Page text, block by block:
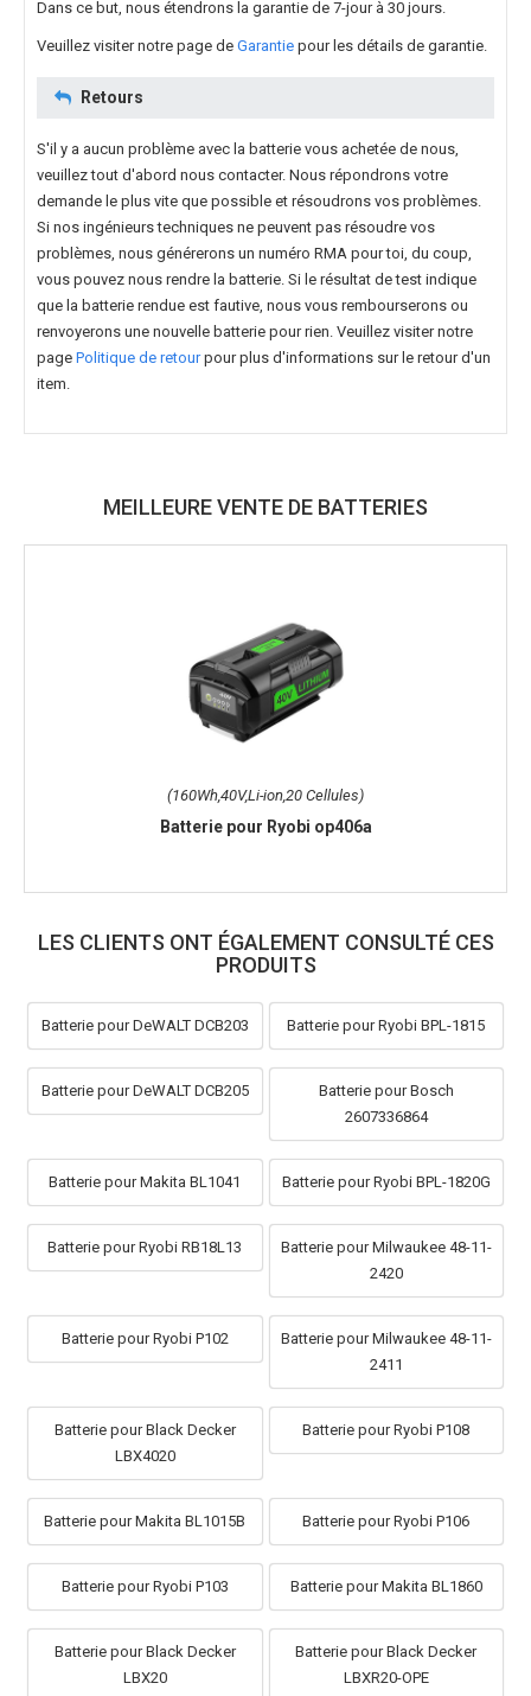
Dans ce but, nous étendrons la garantie de 7-jour à 30 jours.
Veuillez visiter notre page de Garantie pour les détails de garantie.
Retours
S'il y a aucun problème avec la batterie vous achetée de nous,
veuillez tout d'abord nous contacter. Nous répondrons votre
demande le plus vite que possible et résoudrons vos problèmes.
Si nos ingénieurs techniques ne peuvent pas résoudre vos
problèmes, nous générerons un numéro RMA pour toi, du coup,
vous pouvez nous rendre la batterie. Si le résultat de test indique
que la batterie rendue est fautive, nous vous rembourserons ou
renvoyerons une nouvelle batterie pour rien. Veuillez visiter notre
page Politique de retourpour plus d'informations sur le retour d'un
item.
MEILLEURE VENTE DE BATTERIES
(160Wh,40V,Li-ion,20 Cellules)
Batterie pour Ryobi op406a
LES CLIENTS ONT ÉGALEMENT CONSULTÉ CES
PRODUITS
Batterie pour DeWALT DCB203 Batterie pour Ryobi BPL-1815
Batterie pour DeWALT DCB205
Batterie pour Bosch
2607336864
Batterie pour Makita BL1041 Batterie pour Ryobi BPL-1820G
Batterie pour Ryobi RB18L13
Batterie pour Milwaukee 48-11-
2420
Batterie pour Ryobi P102
Batterie pour Milwaukee 48-11-
2411
Batterie pour Black Decker
LBX4020
Batterie pour Ryobi P108
Batterie pour Makita BL1015B Batterie pour Ryobi P106
Batterie pour Ryobi P103 Batterie pour Makita BL1860
Batterie pour Black Decker
LBX20
Batterie pour Black Decker
LBXR20-OPE